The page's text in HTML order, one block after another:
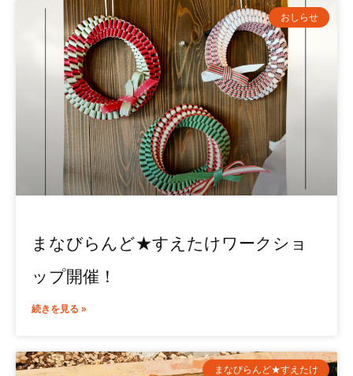
おしらせ
まなびらんど★すえたけワークショ
ップ開催！
続きを見る »
まなびらんど★すえたけ